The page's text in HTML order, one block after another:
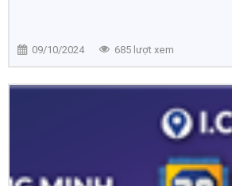
09/10/2024 685 lượt xem